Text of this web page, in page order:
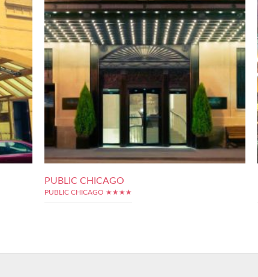
PUBLIC CHICAGO
PUBLIC CHICAGO ★★★★